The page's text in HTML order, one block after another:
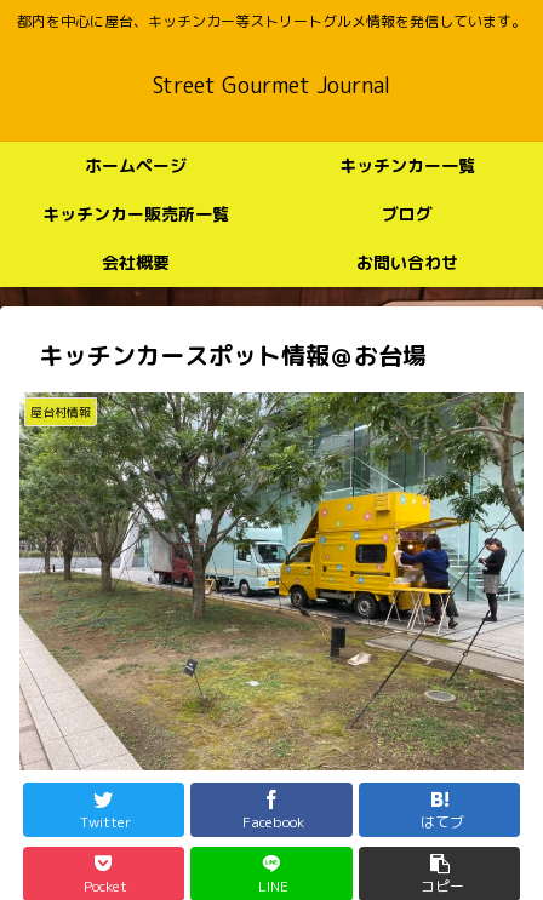
都内を中心に屋台、キッチンカー等ストリートグルメ情報を発信しています。
Street Gourmet Journal
ホームページ キッチンカー一覧
キッチンカー販売所一覧 ブログ
会社概要 お問い合わせ
キッチンカースポット情報＠お台場
屋台村情報
Twitter Facebook はてブ
Pocket LINE コピー